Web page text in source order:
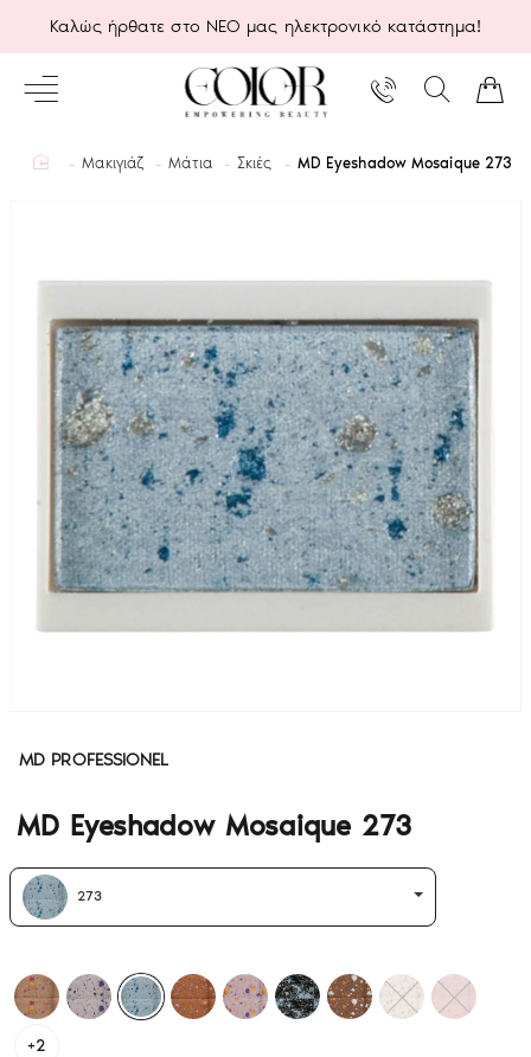
Καλώς ήρθατε στο ΝΕΟ μας ηλεκτρονικό κατάστημα!
homeΜακιγιάζ Μάτια Σκιές MD Eyeshadow Mosaique 273
MD PROFESSIONEL
MD Eyeshadow Mosaique 273
273
+2